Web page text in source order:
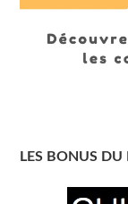
LES BONUS DU